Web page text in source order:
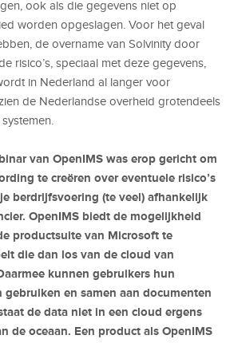
ook als die gegevens niet op
worden opgeslagen. Voor het geval
de overname van Solvinity door
risico’s, speciaal met deze gegevens,
in Nederland al langer voor
de Nederlandse overheid grotendeels
van OpenIMS was erop gericht om
te creëren over eventuele risico’s
berdrijfsvoering (te veel) afhankelijk
OpenIMS biedt de mogelijkheid
productsuite van Microsoft te
die dan los van de cloud van
kunnen gebruikers hun
en samen aan documenten
de data niet in een cloud ergens
de oceaan. Een product als OpenIMS